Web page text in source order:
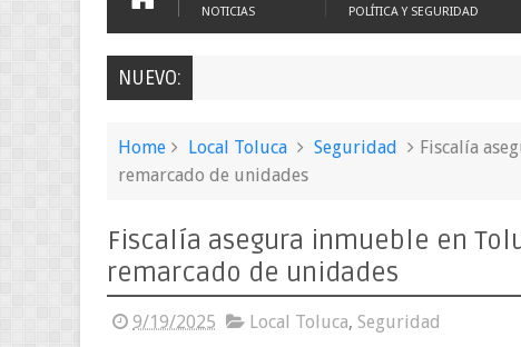
NOTICIAS POLÍTICA Y SEGURIDAD
NUEVO:
Home Local Toluca Seguridad
Fiscalía
remarcado de unidades
Fiscalía asegura inmueble en
remarcado de unidades
9/19/2025 Local Toluca, Seguridad